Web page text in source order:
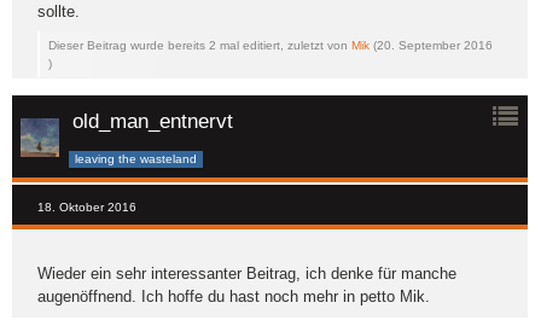
sollte.
Dieser Beitrag wurde bereits 2 mal editiert, zuletzt von Mik (20. September 2016
)
old_man_entnervt
leaving the wasteland
18. Oktober 2016
Wieder ein sehr interessanter Beitrag, ich denke für manche
augenöffnend. Ich hoffe du hast noch mehr in petto Mik.